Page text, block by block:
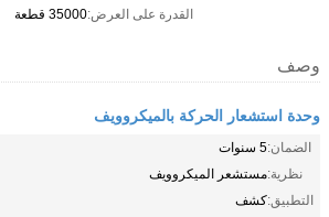
القدرة على العرض:35000 قطعة
وصف
وحدة استشعار الحركة بالميكروويف
الضمان:5 سنوات
نظرية:مستشعر الميكروويف
التطبيق:كشف